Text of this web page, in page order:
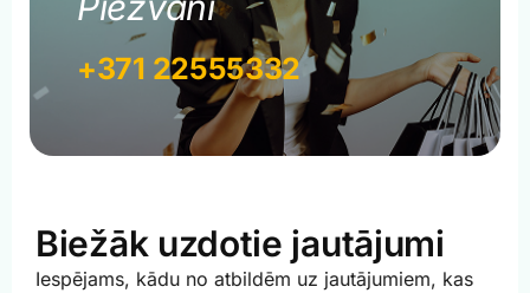
+371 22555332
Biežāk uzdotie jautājumi
Iespējams, kādu no atbildēm uz jautājumiem, kas